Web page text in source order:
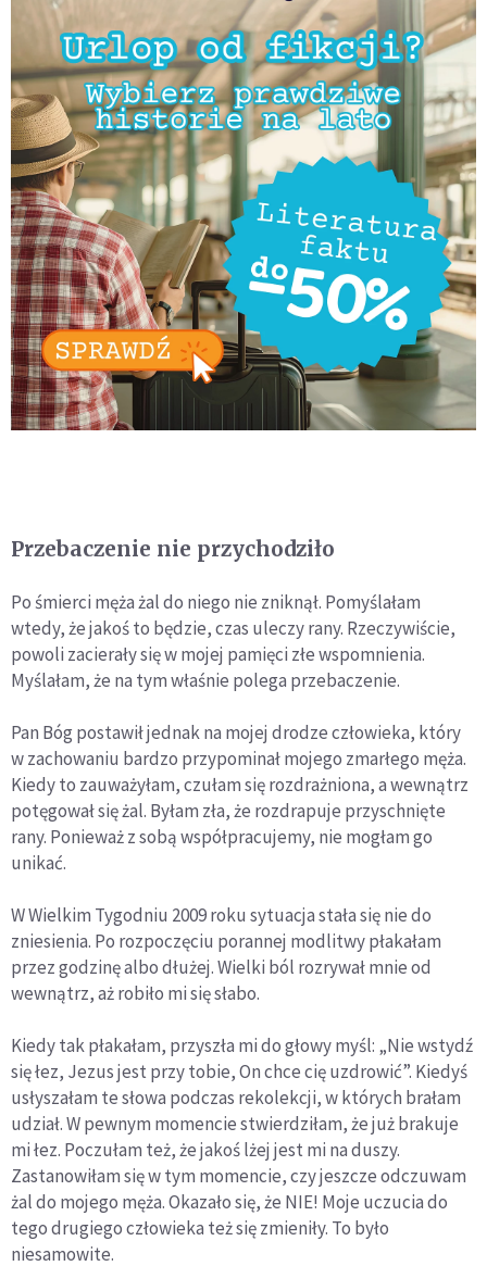
Przebaczenie nie przychodziło
Po śmierci męża żal do niego nie zniknął. Pomyślałam
wtedy, że jakoś to będzie, czas uleczy rany. Rzeczywiście,
powoli zacierały się w mojej pamięci złe wspomnienia.
Myślałam, że na tym właśnie polega przebaczenie.
Pan Bóg postawił jednak na mojej drodze człowieka, który
w zachowaniu bardzo przypominał mojego zmarłego męża.
Kiedy to zauważyłam, czułam się rozdrażniona, a wewnątrz
potęgował się żal. Byłam zła, że rozdrapuje przyschnięte
rany. Ponieważ z sobą współpracujemy, nie mogłam go
unikać.
W Wielkim Tygodniu 2009 roku sytuacja stała się nie do
zniesienia. Po rozpoczęciu porannej modlitwy płakałam
przez godzinę albo dłużej. Wielki ból rozrywał mnie od
wewnątrz, aż robiło mi się słabo.
Kiedy tak płakałam, przyszła mi do głowy myśl: „Nie wstydź
się łez, Jezus jest przy tobie, On chce cię uzdrowić”. Kiedyś
usłyszałam te słowa podczas rekolekcji, w których brałam
udział. W pewnym momencie stwierdziłam, że już brakuje
mi łez. Poczułam też, że jakoś lżej jest mi na duszy.
Zastanowiłam się w tym momencie, czy jeszcze odczuwam
żal do mojego męża. Okazało się, że NIE! Moje uczucia do
tego drugiego człowieka też się zmieniły. To było
niesamowite.